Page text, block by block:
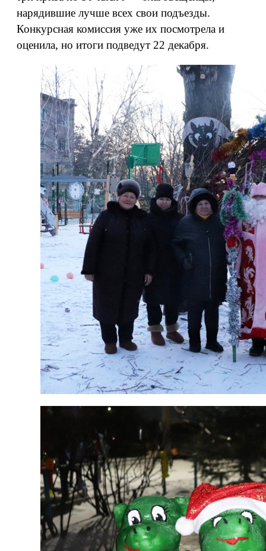
нарядившие лучше всех свои подъезды.
Конкурсная комиссия уже их посмотрела и
оценила, но итоги подведут 22 декабря.